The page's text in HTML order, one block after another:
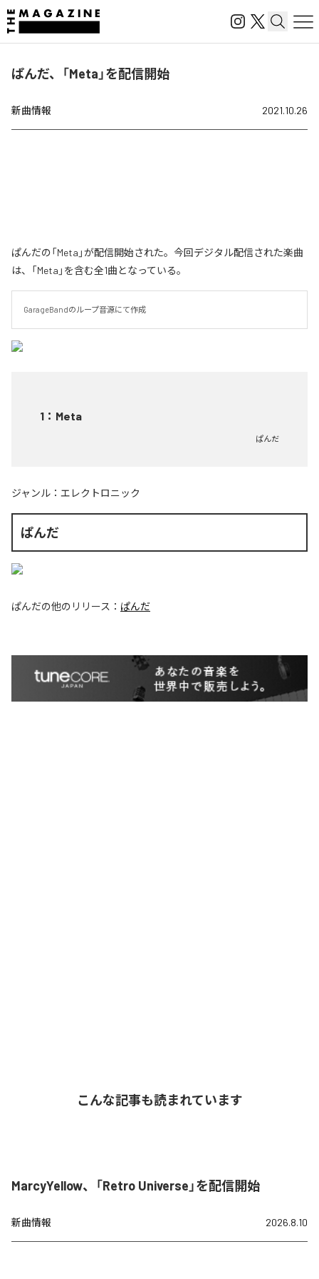
ぱんだ、「Meta」を配信開始
新曲情報 2021.10.26
ぱんだの「Meta」が配信開始された。今回デジタル配信された楽曲
は、「Meta」を含む全1曲となっている。
GarageBandのループ音源にて作成
1 ： Meta
ぱんだ
ジャンル： エレクトロニック
ぱんだ
ぱんだの他のリリース： ぱんだ
こんな記事も読まれています
MarcyYellow、「Retro Universe」を配信開始
新曲情報 2026.8.10